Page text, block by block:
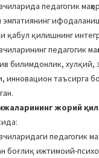
педагогик
эмпатиянинг
қабул қилишнинг
педагогик
билимдонлик,
инновацион таъсирга
жорий
педагогик
боғлиқ ижтимоий-